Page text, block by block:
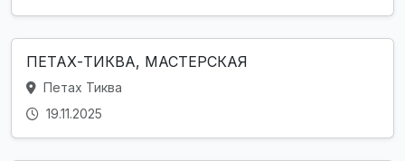
ПЕТАХ-ТИКВА, МАСТЕРСКАЯ
Петах Тиква
19.11.2025